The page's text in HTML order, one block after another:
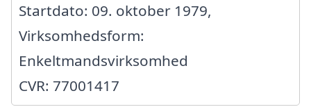
Startdato: 09. oktober 1979,
Virksomhedsform:
Enkeltmandsvirksomhed
CVR: 77001417